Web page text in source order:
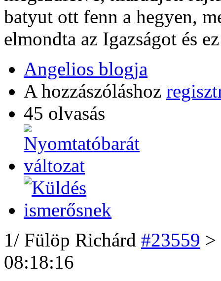
batyut ott fenn a hegyen,
elmondta az Igazságot és
Angelios blogja
A hozzászóláshoz
45 olvasás
1/ Fülöp Richárd #23559 >
08:18:16